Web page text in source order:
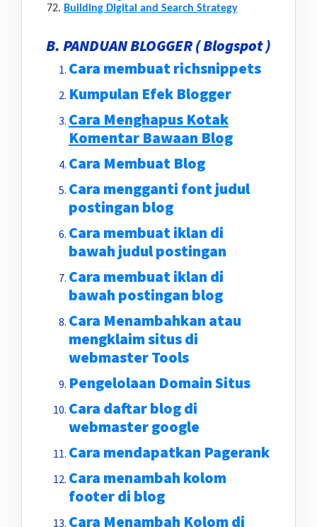
Building Digital and Search Strategy
B. PANDUAN BLOGGER ( Blogspot )
Cara membuat richsnippets
Kumpulan Efek Blogger
Cara Menghapus Kotak
Komentar Bawaan Blog
Cara Membuat Blog
Cara mengganti font judul
postingan blog
Cara membuat iklan di
bawah judul postingan
Cara membuat iklan di
bawah postingan blog
Cara Menambahkan atau
mengklaim situs di
webmaster Tools
Pengelolaan Domain Situs
Cara daftar blog di
webmaster google
Cara mendapatkan Pagerank
Cara menambah kolom
footer di blog
Cara Menambah Kolom di